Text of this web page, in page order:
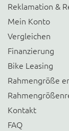
Reklamation &
Mein Konto
Vergleichen
Finanzierung
Bike Leasing
Rahmengröße
Kontakt
FAQ